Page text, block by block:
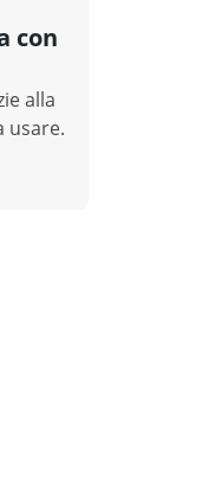
con
alla
usare.